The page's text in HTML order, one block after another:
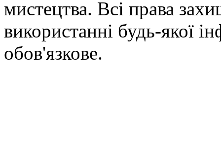
мистецтва. Всі права
використанні будь-якої
обов'язкове.